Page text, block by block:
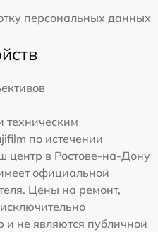
персональных данных
по истечении
центр в Ростове-на-Дону
официальной
Цены на ремонт,
и не являются публичной